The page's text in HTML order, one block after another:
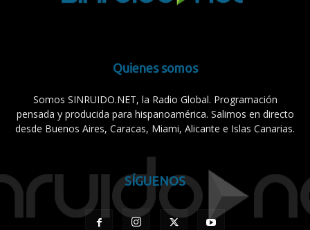
Quienes somos
Somos SINRUIDO.NET, la Radio Global. Programación
pensada y producida para hispanoamérica. Salimos en directo
desde Buenos Aires, Caracas, Miami, Alicante e Islas Canarias.
SÍGUENOS